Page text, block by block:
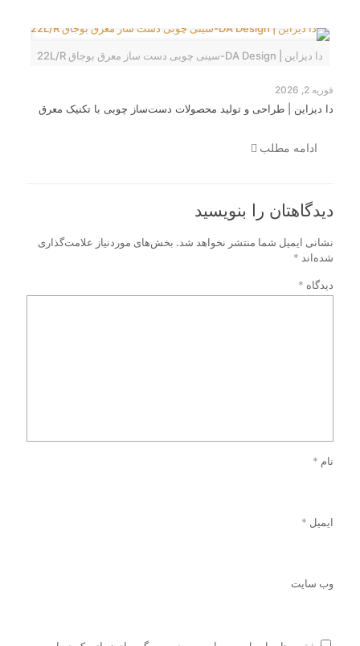
دا دیزاین | DA Design-سینی چوبی دست ساز معرق بوجاق 22L/R
فوریه 2, 2026
دا دیزاین | طراحی و تولید محصولات دست‌ساز چوبی با تکنیک معرق
ادامه مطلب
دیدگاهتان را بنویسید
نشانی ایمیل شما منتشر نخواهد شد. بخش‌های موردنیاز علامت‌گذاری
شده‌اند *
دیدگاه *
نام *
ایمیل *
وب‌ سایت